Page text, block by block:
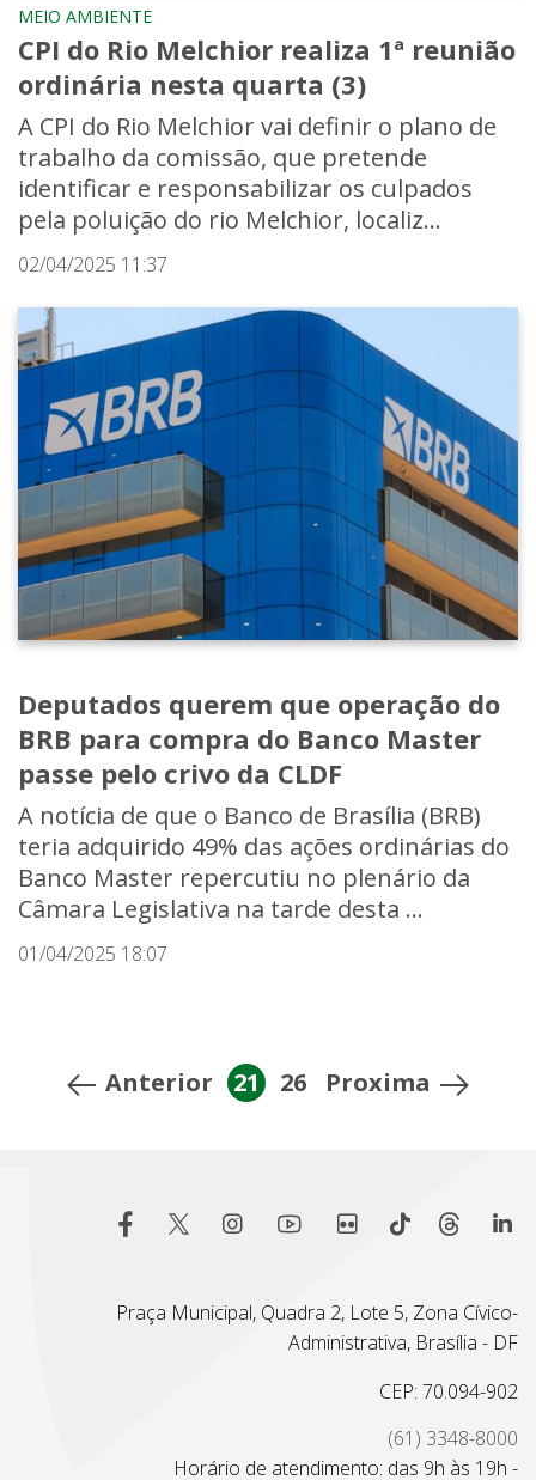
MEIO AMBIENTE
CPI do Rio Melchior realiza 1ª reunião
ordinária nesta quarta (3)
A CPI do Rio Melchior vai definir o plano de
trabalho da comissão, que pretende
identificar e responsabilizar os culpados
pela poluição do rio Melchior, localiz...
02/04/2025 11:37
Deputados querem que operação do
BRB para compra do Banco Master
passe pelo crivo da CLDF
A notícia de que o Banco de Brasília (BRB)
teria adquirido 49% das ações ordinárias do
Banco Master repercutiu no plenário da
Câmara Legislativa na tarde desta ...
01/04/2025 18:07
Anterior 21 26 Proxima
Praça Municipal, Quadra 2, Lote 5, Zona Cívico-
Administrativa, Brasília - DF
CEP: 70.094-902
(61) 3348-8000
Horário de atendimento: das 9h às 19h -